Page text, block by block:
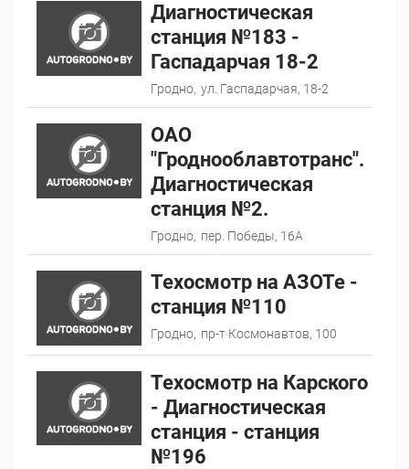
Диагностическая
станция №183 -
Гаспадарчая 18-2
Гродно, ул. Гаспадарчая, 18-2
ОАО
"Гроднооблавтотранс".
Диагностическая
станция №2.
Гродно, пер. Победы, 16А
Техосмотр на АЗОТе -
станция №110
Гродно, пр-т Космонавтов, 100
Техосмотр на Карского
- Диагностическая
станция - станция
№196